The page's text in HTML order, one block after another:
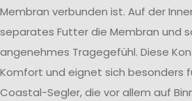
Membran verbunden ist. Auf der
separates Futter die Membran und
angenehmes Tragegefühl. Diese
Komfort und eignet sich besonders
Coastal-Segler, die vor allem auf